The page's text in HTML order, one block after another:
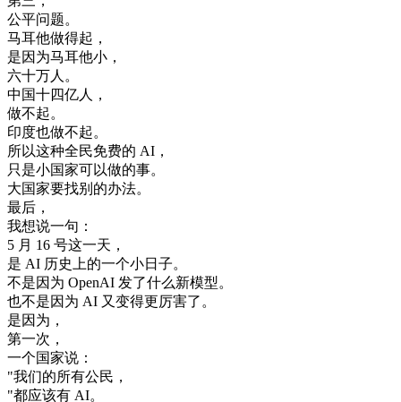
公平问题。
马耳他做得起 ，
是因为马耳他小 ，
六十万人。
中国十四亿人 ，
做不起。
印度也做不起。
所以这种全民免费的 AI ，
只是小国家可以做的事。
大国家要找别的办法。
最后 ，
我想说一句 ：
5 月 16 号这一天 ，
是 AI 历史上的一个小日子。
不是因为 OpenAI 发了什么新模型。
也不是因为 AI 又变得更厉害了。
是因为 ，
第一次 ，
一个国家说 ：
"我们的所有公民 ，
"都应该有 AI。